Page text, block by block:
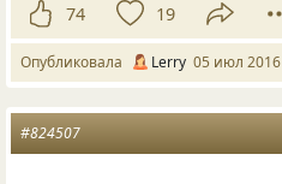
74 19
Опубликовала Lerry 05 июл 2016
#824507